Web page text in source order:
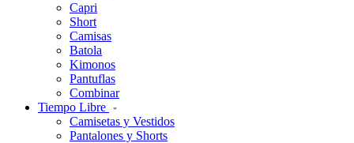
Capri
Short
Camisas
Batola
Kimonos
Pantuflas
Combinar
Tiempo Libre
Camisetas y Vestidos
Pantalones y Shorts